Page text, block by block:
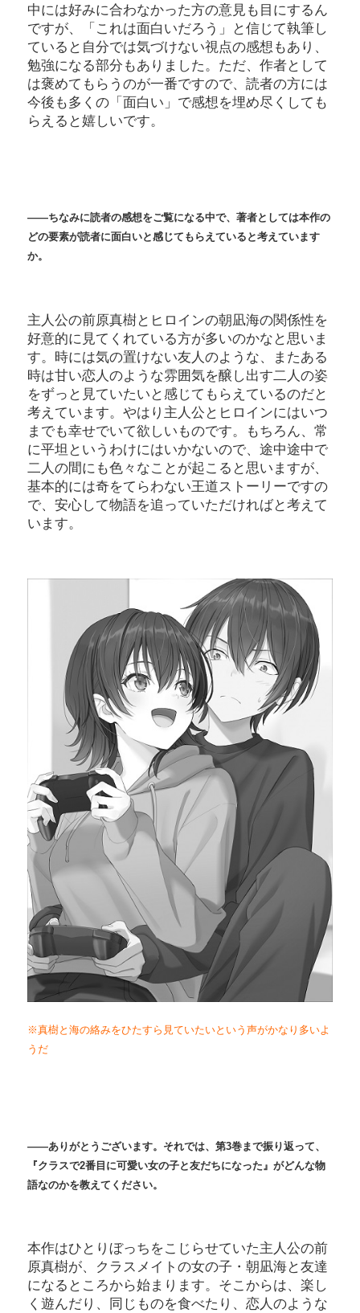
中には好みに合わなかった方の意見も目にするん
ですが、「これは面白いだろう」と信じて執筆し
ていると自分では気づけない視点の感想もあり、
勉強になる部分もありました。ただ、作者として
は褒めてもらうのが一番ですので、読者の方には
今後も多くの「面白い」で感想を埋め尽くしても
らえると嬉しいです。
――ちなみに読者の感想をご覧になる中で、著者としては本作の
どの要素が読者に面白いと感じてもらえていると考えています
か。
主人公の前原真樹とヒロインの朝凪海の関係性を
好意的に見てくれている方が多いのかなと思いま
す。時には気の置けない友人のような、またある
時は甘い恋人のような雰囲気を醸し出す二人の姿
をずっと見ていたいと感じてもらえているのだと
考えています。やはり主人公とヒロインにはいつ
までも幸せでいて欲しいものです。もちろん、常
に平坦というわけにはいかないので、途中途中で
二人の間にも色々なことが起こると思いますが、
基本的には奇をてらわない王道ストーリーですの
で、安心して物語を追っていただければと考えて
います。
※真樹と海の絡みをひたすら見ていたいという声がかなり多いよ
うだ
――ありがとうございます。それでは、第3巻まで振り返って、
『クラスで2番目に可愛い女の子と友だちになった』がどんな物
語なのかを教えてください。
本作はひとりぼっちをこじらせていた主人公の前
原真樹が、クラスメイトの女の子・朝凪海と友達
になるところから始まります。そこからは、楽し
く遊んだり、同じものを食べたり、恋人のような